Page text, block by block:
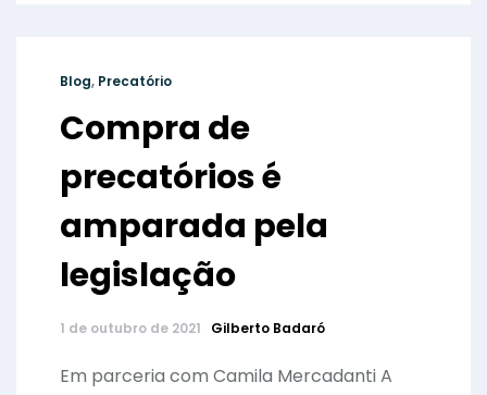
Blog, Precatório
Compra de
precatórios é
amparada pela
legislação
1 de outubro de 2021 Gilberto Badaró
Em parceria com Camila Mercadanti A